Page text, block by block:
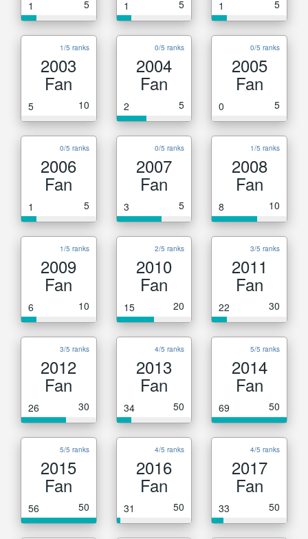
1 5 1 5 1 5
1/5 ranks
2003
Fan
5 10
0/5 ranks
2004
Fan
2 5
0/5 ranks
2005
Fan
0 5
0/5 ranks
2006
Fan
1 5
0/5 ranks
2007
Fan
3 5
1/5 ranks
2008
Fan
8 10
1/5 ranks
2009
Fan
6 10
2/5 ranks
2010
Fan
15 20
3/5 ranks
2011
Fan
22 30
3/5 ranks
2012
Fan
26 30
4/5 ranks
2013
Fan
34 50
5/5 ranks
2014
Fan
69 50
5/5 ranks
2015
Fan
56 50
4/5 ranks
2016
Fan
31 50
4/5 ranks
2017
Fan
33 50